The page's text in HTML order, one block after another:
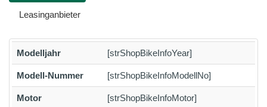
Leasinganbieter
Modelljahr [strShopBikeInfoYear]
Modell-Nummer [strShopBikeInfoModellNo]
Motor [strShopBikeInfoMotor]